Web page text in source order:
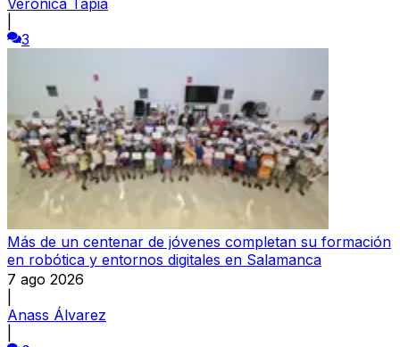
Verónica Tapia
3
Más de un centenar de jóvenes completan su formación
en robótica y entornos digitales en Salamanca
7 ago 2026
Anass Álvarez